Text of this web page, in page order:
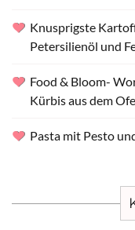
Knusprigste
Petersilienöl und
Food & Bloom-
Kürbis aus dem
Pasta mit Pesto